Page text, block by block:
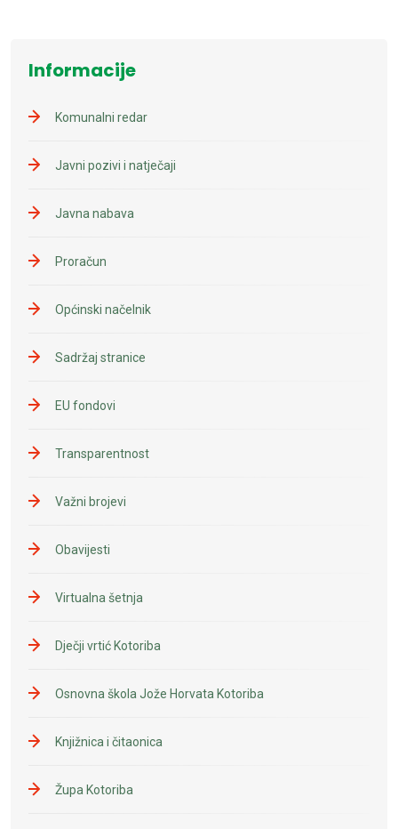
Informacije
Komunalni redar
Javni pozivi i natječaji
Javna nabava
Proračun
Općinski načelnik
Sadržaj stranice
EU fondovi
Transparentnost
Važni brojevi
Obavijesti
Virtualna šetnja
Dječji vrtić Kotoriba
Osnovna škola Jože Horvata Kotoriba
Knjižnica i čitaonica
Župa Kotoriba